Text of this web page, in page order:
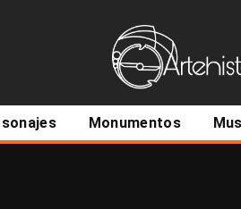
Monumentos